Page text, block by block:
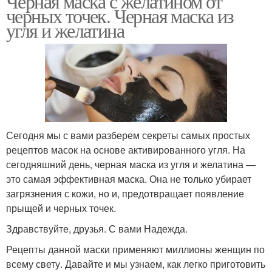
черных точек. Черная маска из
угля и желатина
Сегодня мы с вами разберем секреты самых простых
рецептов масок на основе активированного угля. На
сегодняшний день, черная маска из угля и желатина —
это самая эффективная маска. Она не только убирает
загрязнения с кожи, но и, предотвращает появление
прыщей и черных точек.
Здравствуйте, друзья. С вами Надежда.
Рецепты данной маски применяют миллионы женщин по
всему свету. Давайте и мы узнаем, как легко приготовить